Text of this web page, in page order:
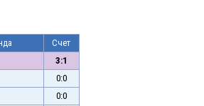
Счет
3:1
0:0
0:0